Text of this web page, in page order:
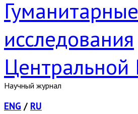
Гуманитарные
исследования
Центральной
Научный журнал
ENG / RU